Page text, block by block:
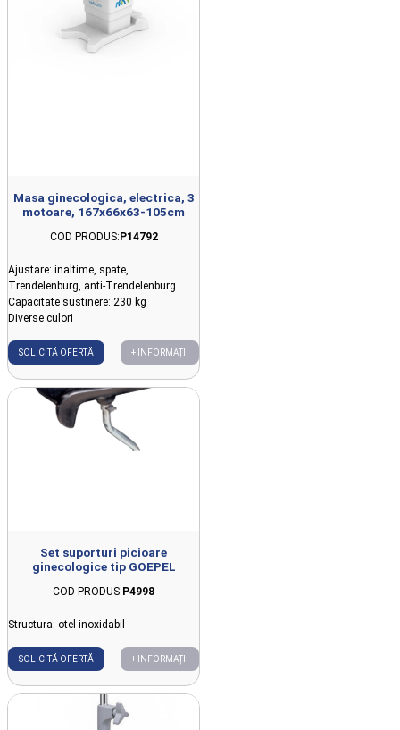
Masa ginecologica, electrica, 3
motoare, 167x66x63-105cm
COD PRODUS:P14792
Ajustare: inaltime, spate,
Trendelenburg, anti-Trendelenburg
Capacitate sustinere: 230 kg
Diverse culori
SOLICITĂ OFERTĂ + INFORMAȚII
Set suporturi picioare
ginecologice tip GOEPEL
COD PRODUS: P4998
Structura: otel inoxidabil
SOLICITĂ OFERTĂ + INFORMAȚII